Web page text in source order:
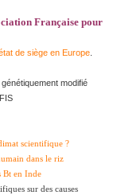
Française pour
de siège en Europe
modifié
scientifique ?
dans le riz
Bt en Inde
sur des causes